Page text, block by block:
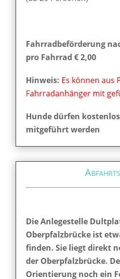
Fahrradbeförderung
pro Fahrrad € 2,00
Hinweis: Es können aus
Fahrradanhänger mit
Hunde dürfen
mitgeführt werden
Die Anlegestelle
Oberpfalzbrücke ist
finden. Sie liegt direkt
der Oberpfalzbrücke.
Orientierung noch ein